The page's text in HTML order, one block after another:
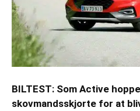
BILTEST: Som Active
skovmandsskjorte for at